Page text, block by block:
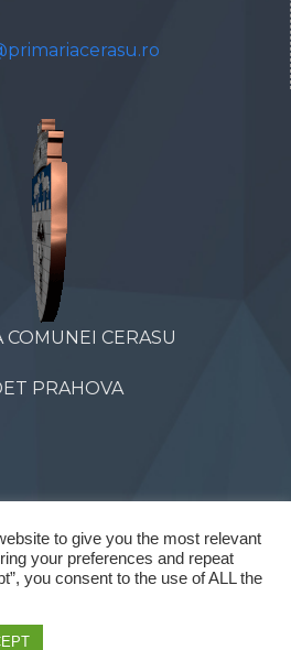
COMUNEI CERASU
PRAHOVA
2003
to give you the most relevant
your preferences and repeat
you consent to the use of ALL the